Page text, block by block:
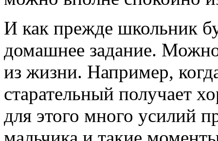
И как прежде школьник
домашнее задание.
из жизни. Например,
старательный получает
для этого много усилий